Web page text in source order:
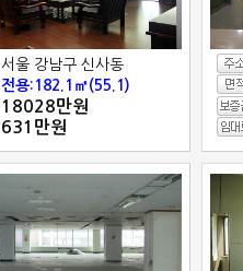
서울 강남구 신사동
전용:182.1㎡(55.1)
18028만원
631만원